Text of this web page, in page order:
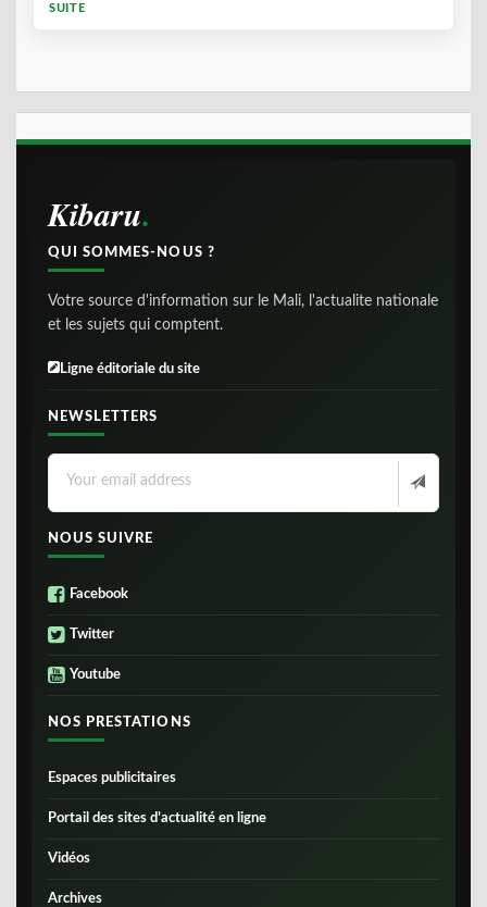
SUITE
Kibaru
QUI SOMMES-NOUS ?
Votre source d'information sur le Mali, l'actualite nationale
et les sujets qui comptent.
Ligne éditoriale du site
NEWSLETTERS
NOUS SUIVRE
Facebook
Twitter
Youtube
NOS PRESTATIONS
Espaces publicitaires
Portail des sites d’actualité en ligne
Vidéos
Archives